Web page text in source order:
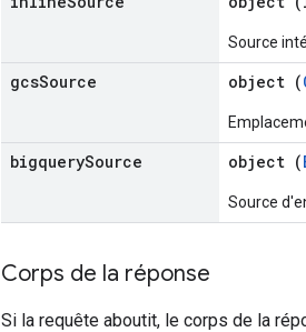
Source
gcsSource object (
bigquerySource object (
Source
Corps de la réponse
Si la requête aboutit, le corps de la